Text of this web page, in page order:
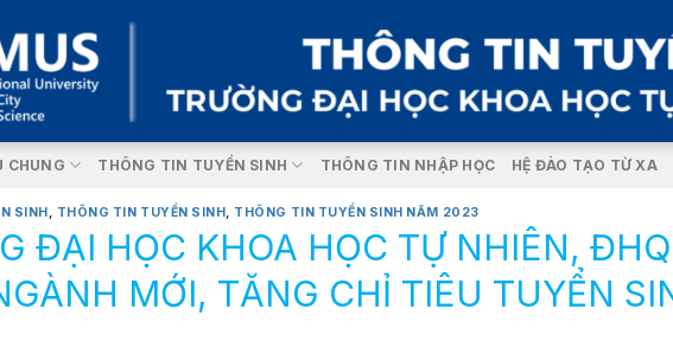
CHUNG THÔNG TIN TUYỂN SINH THÔNG TIN NHẬP HỌC HỆ ĐÀO TẠO TỪ XA
SINH, THÔNG TIN TUYỂN SINH, THÔNG TIN TUYỂN SINH NĂM 2023
ĐẠI HỌC KHOA HỌC TỰ NHIÊN,
MỚI, TĂNG CHỈ TIÊU TUYỂN